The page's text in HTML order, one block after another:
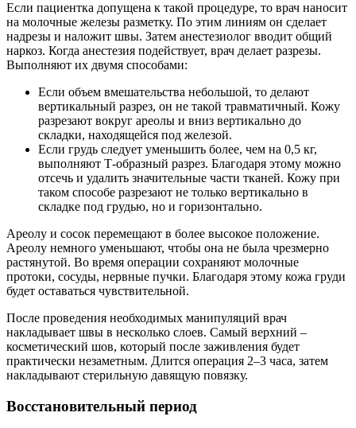
Если пациентка допущена к такой процедуре, то врач наносит
на молочные железы разметку. По этим линиям он сделает
надрезы и наложит швы. Затем анестезиолог вводит общий
наркоз. Когда анестезия подействует, врач делает разрезы.
Выполняют их двумя способами:
Если объем вмешательства небольшой, то делают
вертикальный разрез, он не такой травматичный. Кожу
разрезают вокруг ареолы и вниз вертикально до
складки, находящейся под железой.
Если грудь следует уменьшить более, чем на 0,5 кг,
выполняют Т-образный разрез. Благодаря этому можно
отсечь и удалить значительные части тканей. Кожу при
таком способе разрезают не только вертикально в
складке под грудью, но и горизонтально.
Ареолу и сосок перемещают в более высокое положение.
Ареолу немного уменьшают, чтобы она не была чрезмерно
растянутой. Во время операции сохраняют молочные
протоки, сосуды, нервные пучки. Благодаря этому кожа груди
будет оставаться чувствительной.
После проведения необходимых манипуляций врач
накладывает швы в несколько слоев. Самый верхний –
косметический шов, который после заживления будет
практически незаметным. Длится операция 2–3 часа, затем
накладывают стерильную давящую повязку.
Восстановительный период